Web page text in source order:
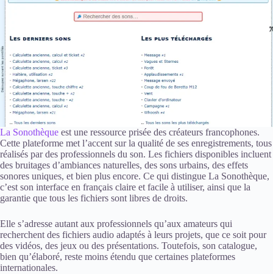
La Sonothèque est une ressource prisée des créateurs francophones.
Cette plateforme met l’accent sur la qualité de ses enregistrements, tous
réalisés par des professionnels du son. Les fichiers disponibles incluent
des bruitages d’ambiances naturelles, des sons urbains, des effets
sonores uniques, et bien plus encore. Ce qui distingue La Sonothèque,
c’est son interface en français claire et facile à utiliser, ainsi que la
garantie que tous les fichiers sont libres de droits.
Elle s’adresse autant aux professionnels qu’aux amateurs qui
recherchent des fichiers audio adaptés à leurs projets, que ce soit pour
des vidéos, des jeux ou des présentations. Toutefois, son catalogue,
bien qu’élaboré, reste moins étendu que certaines plateformes
internationales.